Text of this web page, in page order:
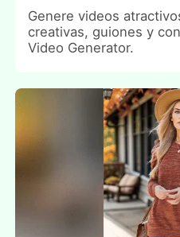
Genere videos
creativas, guiones y
Video Generator.